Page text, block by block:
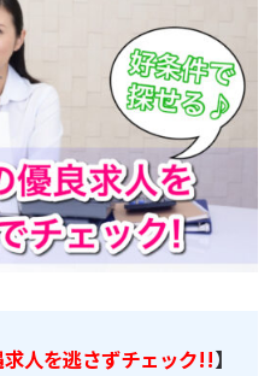
人を逃さずチェック!!】